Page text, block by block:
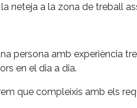
neteja a la zona de treball
persona amb experiència
en el dia a dia.
que compleixis amb els